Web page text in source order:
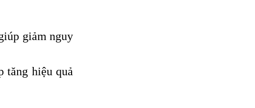
giảm nguy
hiệu quả